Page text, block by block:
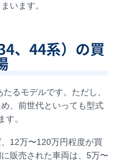
います。
、44系）の買
るモデルです。ただし、
、前世代といっても型式
す。
12万〜120万円程度が買
販売された車両は、5万〜